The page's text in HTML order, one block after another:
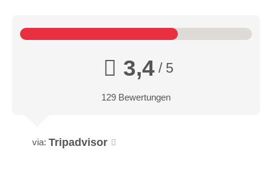
3,4/ 5
129 Bewertungen
via: Tripadvisor